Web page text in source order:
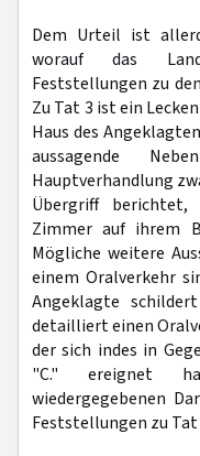
Dem Urteil ist
worauf das
Feststellungen zu
Zu Tat 3 ist ein
Haus des
aussagende
Hauptverhandlung
Übergriff
Zimmer auf ihrem
Mögliche weitere
einem Oralverkehr
Angeklagte
detailliert einen
der sich indes in
"C." ereignet
wiedergegebenen
Feststellungen zu Tat